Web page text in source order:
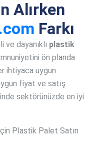
Alırken
Farkı
ve dayanıklı plastik
ön planda
ihtiyaca uygun
fiyat ve satış
sektörünüzde en iyi
Plastik Palet Satın